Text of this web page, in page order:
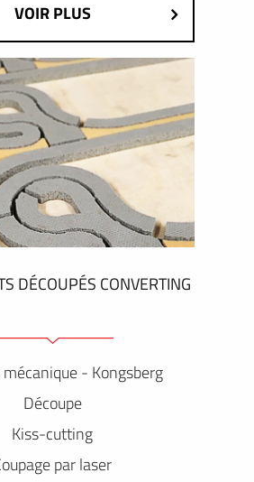
VOIR PLUS
DÉCOUPÉS CONVERTING
mécanique - Kongsberg
Découpe
Kiss-cutting
par laser